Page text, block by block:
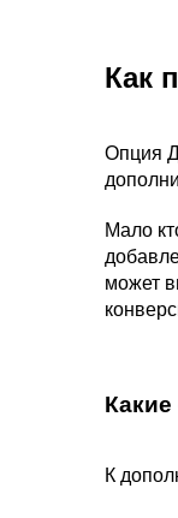
Как
Опция
Мало
может
К